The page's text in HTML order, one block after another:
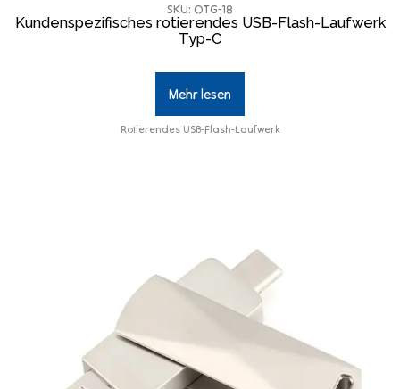
SKU: OTG-18
Kundenspezifisches rotierendes USB-Flash-Laufwerk
Typ-C
Mehr lesen
Rotierendes USB-Flash-Laufwerk